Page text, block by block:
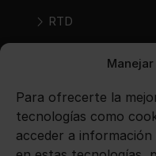
Para ofrecerte la
tecnologías como
acceder a
RTD
VINOS